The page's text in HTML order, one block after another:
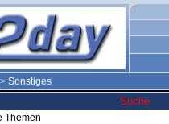
> Sonstiges
Suche
Themen